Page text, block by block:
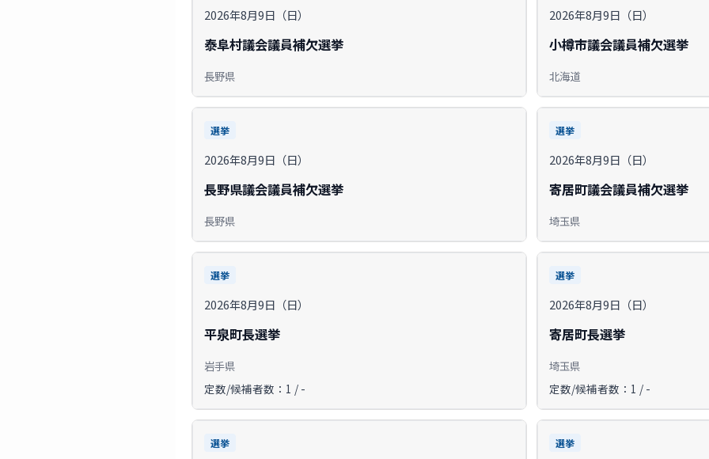
2026年8月9日（日）
泰阜村議会議員補欠選挙
長野県
2026年8月9日（日）
小樽市議会議員補欠選挙
北海道
選挙
2026年8月9日（日）
長野県議会議員補欠選挙
長野県
選挙
2026年8月9日（日）
寄居町議会議員補欠選挙
埼玉県
選挙
2026年8月9日（日）
平泉町長選挙
岩手県
定数/候補者数：1 / -
選挙
2026年8月9日（日）
寄居町長選挙
埼玉県
定数/候補者数：1 / -
選挙 選挙